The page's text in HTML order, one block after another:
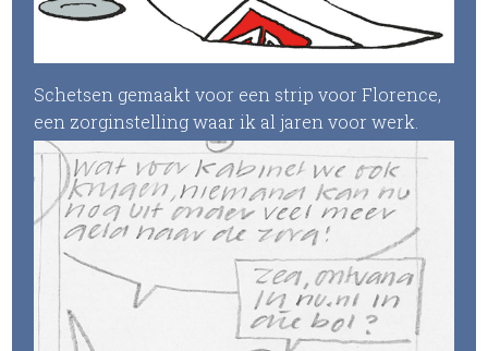
Schetsen gemaakt voor een strip voor Florence,
een zorginstelling waar ik al jaren voor werk.